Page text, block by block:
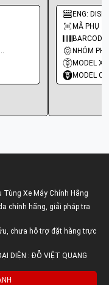
NHÓM PHỤ TÙNG: HỆ THỐNG CÔN - LY HỢP - TRỤC SỐ - BÁNH RĂNG
ENG:
MÃ PHỤ
MODEL
MODEL
Tùng Xe Máy Chính Hãng
chính hãng, giải pháp tra
chưa hỗ trợ đặt hàng trực
DIỆN : ĐỖ VIỆT QUANG